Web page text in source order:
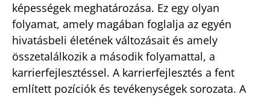
képességek meghatározása. Ez egy olyan
folyamat, amely magában foglalja az egyén
hivatásbeli életének változásait és amely
összetalálkozik a második folyamattal, a
karrierfejlesztéssel. A karrierfejlesztés a fent
említett pozíciók és tevékenységek sorozata. A